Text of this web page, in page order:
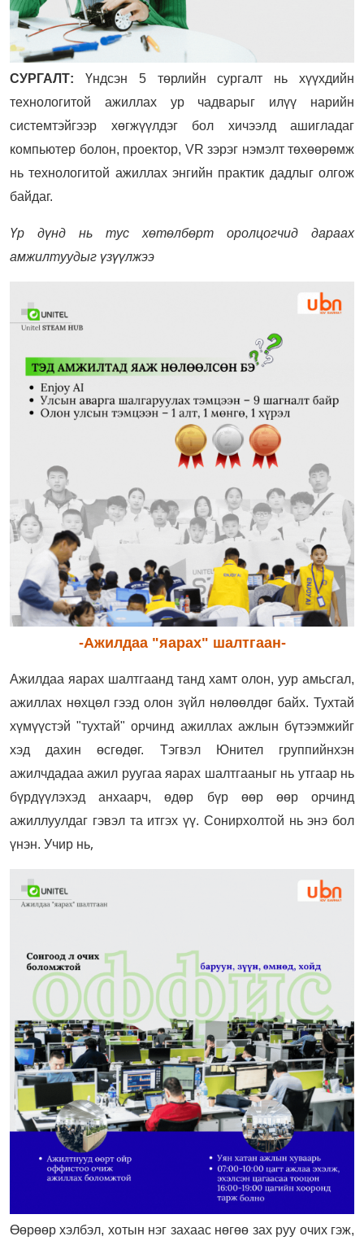
СУРГАЛТ: Үндсэн 5 төрлийн сургалт нь хүүхдийн
технологитой ажиллах ур чадварыг илүү нарийн
системтэйгээр хөгжүүлдэг бол хичээлд ашигладаг
компьютер болон, проектор, VR зэрэг нэмэлт төхөөрөмж
нь технологитой ажиллах энгийн практик дадлыг олгож
байдаг.
Үр дүнд нь тус хөтөлбөрт оролцогчид дараах
амжилтуудыг үзүүлжээ
-Ажилдаа "яарах" шалтгаан-
Ажилдаа яарах шалтгаанд танд хамт олон, уур амьсгал,
ажиллах нөхцөл гээд олон зүйл нөлөөлдөг байх. Тухтай
хүмүүстэй "тухтай" орчинд ажиллах ажлын бүтээмжийг
хэд дахин өсгөдөг. Тэгвэл Юнител группийнхэн
ажилчдадаа ажил руугаа яарах шалтгааныг нь утгаар нь
бүрдүүлэхэд анхаарч, өдөр бүр өөр өөр орчинд
ажиллуулдаг гэвэл та итгэх үү. Сонирхолтой нь энэ бол
үнэн. Учир нь,
Өөрөөр хэлбэл, хотын нэг захаас нөгөө зах руу очих гэж,